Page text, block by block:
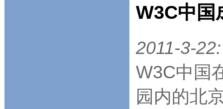
W3C中国
2011-3-22:
W3C中国
园内的北